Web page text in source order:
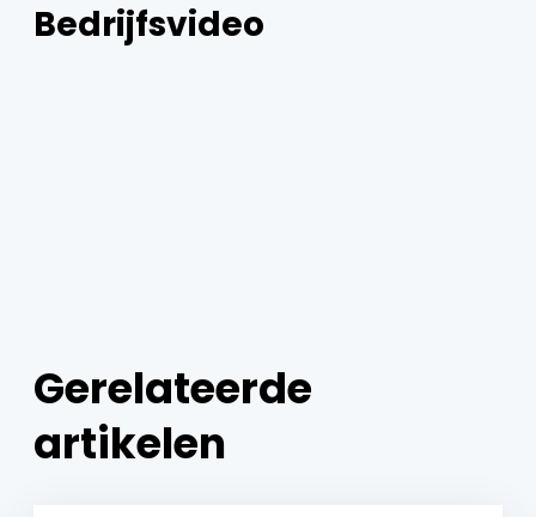
Bedrijfsvideo
Gerelateerde
artikelen